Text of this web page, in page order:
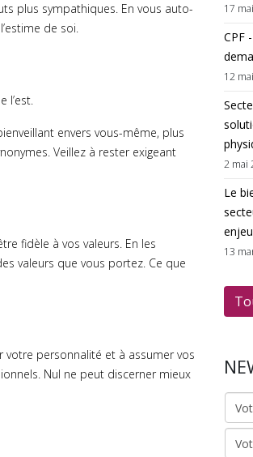
plus sympathiques. En vous auto-
de soi.
l’est.
envers vous-même, plus
Veillez à rester exigeant
fidèle à vos valeurs. En les
valeurs que vous portez. Ce que
personnalité et à assumer vos
Nul ne peut discerner mieux
17
CPF
12
2 mai
Le
13